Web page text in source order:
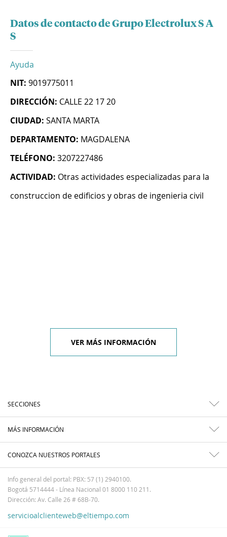
Datos de contacto de Grupo Electrolux S A
S
Ayuda
NIT: 9019775011
DIRECCIÓN: CALLE 22 17 20
CIUDAD: SANTA MARTA
DEPARTAMENTO: MAGDALENA
TELÉFONO: 3207227486
ACTIVIDAD: Otras actividades especializadas para la
construccion de edificios y obras de ingenieria civil
VER MÁS INFORMACIÓN
SECCIONES
MÁS INFORMACIÓN
CONOZCA NUESTROS PORTALES
Info general del portal: PBX: 57 (1) 2940100.
Bogotá 5714444 - Línea Nacional 01 8000 110 211.
Dirección: Av. Calle 26 # 68B-70.
servicioalclienteweb@eltiempo.com